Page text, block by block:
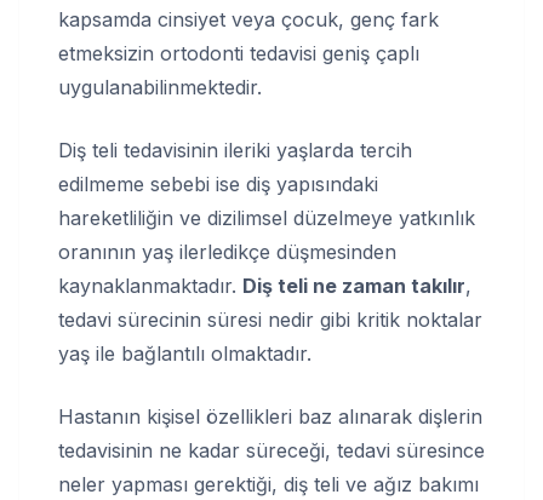
kapsamda cinsiyet veya çocuk, genç fark
etmeksizin ortodonti tedavisi geniş çaplı
uygulanabilinmektedir.
Diş teli tedavisinin ileriki yaşlarda tercih
edilmeme sebebi ise diş yapısındaki
hareketliliğin ve dizilimsel düzelmeye yatkınlık
oranının yaş ilerledikçe düşmesinden
kaynaklanmaktadır. Diş teli ne zaman takılır,
tedavi sürecinin süresi nedir gibi kritik noktalar
yaş ile bağlantılı olmaktadır.
Hastanın kişisel özellikleri baz alınarak dişlerin
tedavisinin ne kadar süreceği, tedavi süresince
neler yapması gerektiği, diş teli ve ağız bakımı